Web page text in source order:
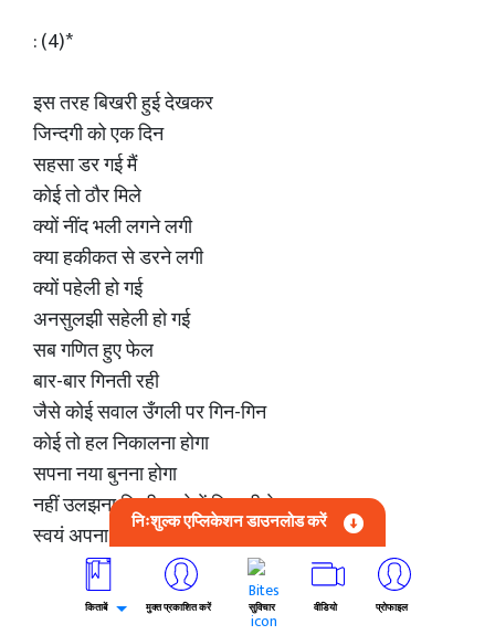
: (4)*
इस तरह बिखरी हुई देखकर
जिन्दगी को एक दिन
सहसा डर गई मैं
कोई तो ठौर मिले
क्यों नींद भली लगने लगी
क्या हकीकत से डरने लगी
क्यों पहेली हो गई
अनसुलझी सहेली हो गई
सब गणित हुए फेल
बार-बार गिनती रही
जैसे कोई सवाल उँगली पर गिन-गिन
कोई तो हल निकालना होगा
सपना नया बुनना होगा
नहीं उलझना किसी फन्दे में जिन्दगी के
स्वयं अपना रास्ता चुनना होगा
पथरीली राहें, कठिन डगर हैं
संकल्प मेरा भी मजबूत मगर है
निःशुल्क एप्लिकेशन डाउनलोड करें
किताबें मुक्त प्रकाशित करें सुविचार वीडियो प्रोफाइल